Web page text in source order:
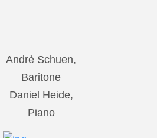
Andrè Schuen,
Baritone
Daniel Heide,
Piano